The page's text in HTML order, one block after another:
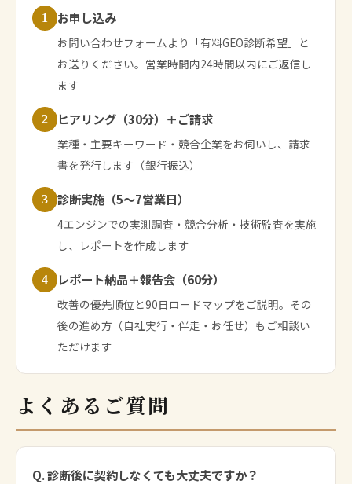
1 お申し込み
お問い合わせフォームより「有料GEO診断希望」と
お送りください。営業時間内24時間以内にご返信し
ます
2 ヒアリング（30分）＋ご請求
業種・主要キーワード・競合企業をお伺いし、請求
書を発行します（銀行振込）
3 診断実施（5〜7営業日）
4エンジンでの実測調査・競合分析・技術監査を実施
し、レポートを作成します
4 レポート納品＋報告会（60分）
改善の優先順位と90日ロードマップをご説明。その
後の進め方（自社実行・伴走・お任せ）もご相談い
ただけます
よくあるご質問
Q. 診断後に契約しなくても大丈夫ですか？